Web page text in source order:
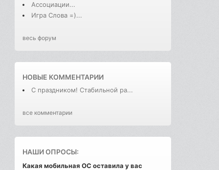
Ассоциации...
Игра Слова =)...
весь форум
НОВЫЕ КОММЕНТАРИИ
С праздником! Стабильной ра...
все комментарии
НАШИ ОПРОСЫ:
Какая мобильная ОС оставила у вас